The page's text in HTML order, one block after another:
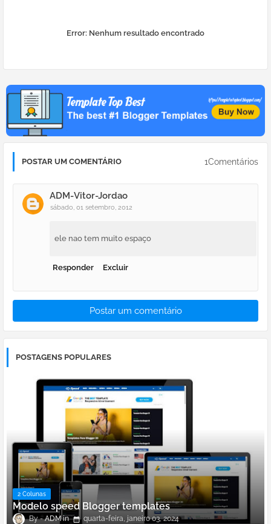
Error: Nenhum resultado encontrado
POSTAR UM COMENTÁRIO 1Comentários
ADM-Vitor-Jordao
sábado, 01 setembro, 2012
ele nao tem muito espaço
Responder Excluir
Postar um comentário
POSTAGENS POPULARES
2 Colunas
Modelo speed Blogger templates
ADM quarta-feira, janeiro 03, 2024